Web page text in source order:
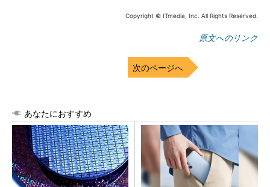
Copyright © ITmedia, Inc. All Rights Reserved.
原文へのリンク
次のページへ
あなたにおすすめ